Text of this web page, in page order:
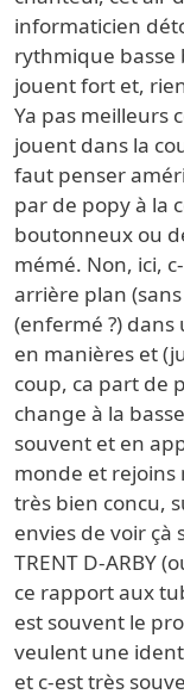
informaticien
rythmique basse
jouent fort et,
Ya pas meilleurs
jouent dans la
faut penser
par de popy à la
boutonneux ou
mémé. Non, ici,
arrière plan
(enfermé ?)
en manières et
coup, ca part de
change à la
souvent et en
monde et rejoins
très bien concu,
envies de voir çà
TRENT D-ARBY
ce rapport aux
est souvent le
veulent une
et c-est très